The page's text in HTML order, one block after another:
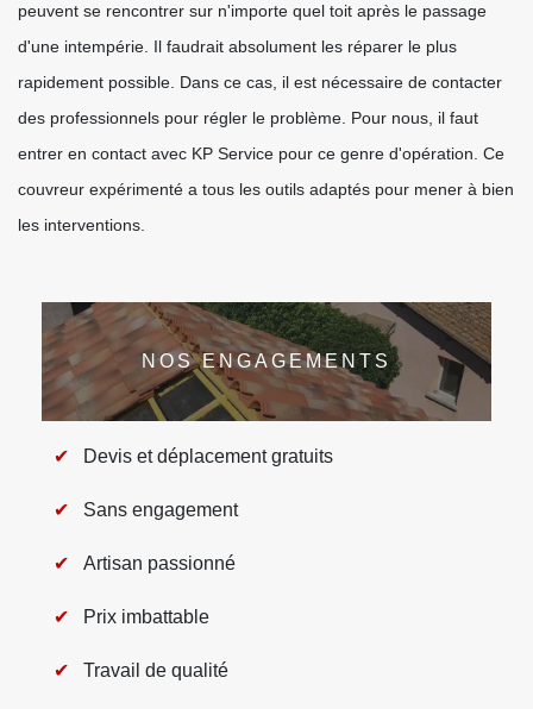
peuvent se rencontrer sur n'importe quel toit après le passage
d'une intempérie. Il faudrait absolument les réparer le plus
rapidement possible. Dans ce cas, il est nécessaire de contacter
des professionnels pour régler le problème. Pour nous, il faut
entrer en contact avec KP Service pour ce genre d'opération. Ce
couvreur expérimenté a tous les outils adaptés pour mener à bien
les interventions.
NOS ENGAGEMENTS
Devis et déplacement gratuits
Sans engagement
Artisan passionné
Prix imbattable
Travail de qualité